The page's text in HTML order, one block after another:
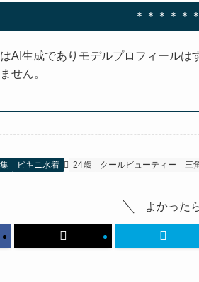
＊＊＊＊＊
AI生成でありモデルプロフィール
せん。
ビキニ水着 24歳 クールビューティー 三
よかった